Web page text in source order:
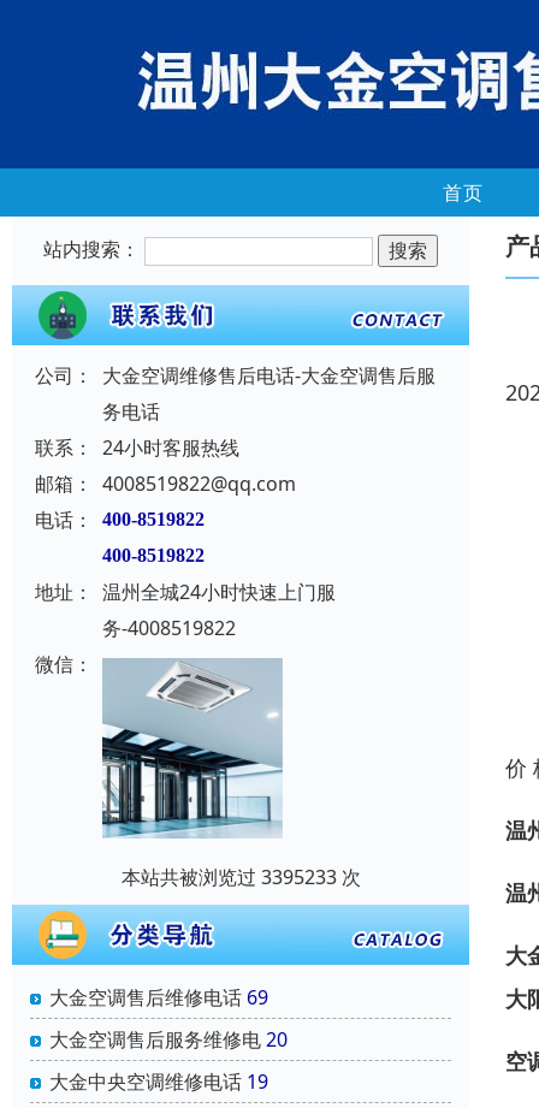
首页
站内搜索：
公司：
大金空调维修售后电话-大金空调售后服
务电话
联系：
24小时客服热线
邮箱：
4008519822@qq.com
电话：
400-8519822
400-8519822
地址：
温州全城24小时快速上门服
务-4008519822
微信：
本站共被浏览过 3395233 次
大金空调售后维修电话 69
大金空调售后服务维修电20
大金中央空调维修电话 19
产
价
温
温
大
大
空